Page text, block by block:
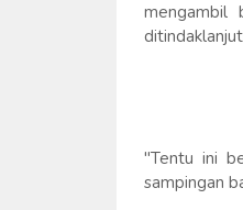
mengambil
"Tentu ini
sampingan